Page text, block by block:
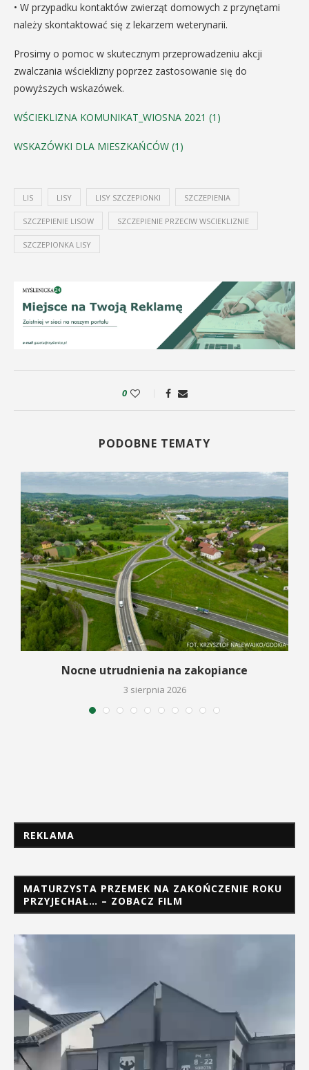
• W przypadku kontaktów zwierząt domowych z przynętami
należy skontaktować się z lekarzem weterynarii.
Prosimy o pomoc w skutecznym przeprowadzeniu akcji
zwalczania wścieklizny poprzez zastosowanie się do
powyższych wskazówek.
WŚCIEKLIZNA KOMUNIKAT_WIOSNA 2021 (1)
WSKAZÓWKI DLA MIESZKAŃCÓW (1)
LIS LISY LISY SZCZEPIONKI SZCZEPIENIA
SZCZEPIENIE LISOW SZCZEPIENIE PRZECIW WSCIEKLIZNIE
SZCZEPIONKA LISY
0
PODOBNE TEMATY
Nocne utrudnienia na zakopiance
3 sierpnia 2026
REKLAMA
MATURZYSTA PRZEMEK NA ZAKOŃCZENIE ROKU
PRZYJECHAŁ… – ZOBACZ FILM
Odtwarzacz